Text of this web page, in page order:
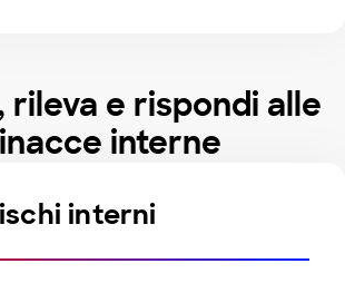
rileva e rispondi alle
interne
interni